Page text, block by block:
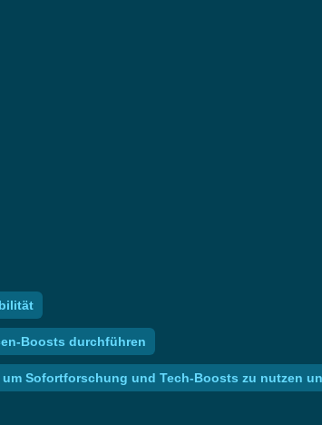
Boosts durchführen
Sofortforschung und Tech-Boosts zu nutzen